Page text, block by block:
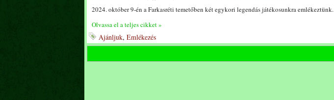
2024. október 9-én a Farkasréti temetőben két egykori legendás játékosunkra emlékeztünk.
Olvassa el a teljes cikket »
Ajánljuk, Emlékezés